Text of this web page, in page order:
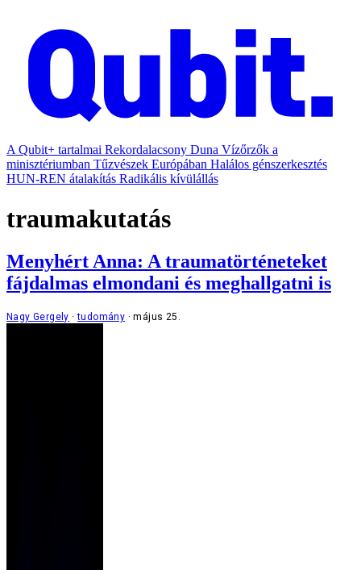
A Qubit+ tartalmai Rekordalacsony Duna Vízőrzők a
minisztériumban Tűzvészek Európában Halálos génszerkesztés
HUN-REN átalakítás Radikális kívülállás
traumakutatás
Menyhért Anna: A traumatörténeteket
fájdalmas elmondani és meghallgatni is
Nagy Gergely tudomány május 25.